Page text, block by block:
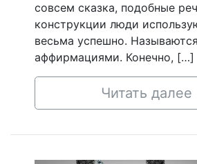
совсем сказка, подобные
конструкции люди
весьма успешно.
аффирмациями. Конечно, […]
Читать далее